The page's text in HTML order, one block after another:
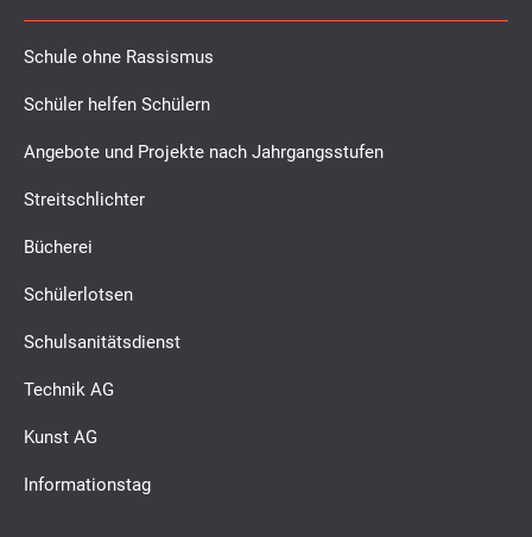
Schule ohne Rassismus
Schüler helfen Schülern
Angebote und Projekte nach Jahrgangsstufen
Streitschlichter
Bücherei
Schülerlotsen
Schulsanitätsdienst
Technik AG
Kunst AG
Informationstag